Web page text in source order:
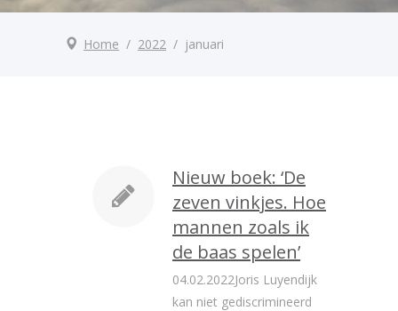
Home / 2022 / januari
Nieuw boek: ‘De
zeven vinkjes. Hoe
mannen zoals ik
de baas spelen’
04.02.2022Joris Luyendijk
kan niet gediscrimineerd